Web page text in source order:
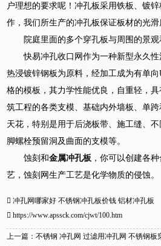
户理想的要求呢！冲孔板采用铁板、镀
作，我们所生产的冲孔板保证板材的光滑
院庭里面的多个穿孔板与周围的景观
快易冲孔收口网作为一种新型永久
热浸镀锌钢板为原料，经加工成为有单
格的模板，其力学性能优良，自重轻，
筑工程的各类支模、基础内外墙板、单
天花，特别是用于后浇板带、施工缝、
脚螺栓预留洞及曲面的支模等。
蚀刻和金属冲孔板 ，你可以创建各
艺，蚀刻网生产工艺是化学物质的侵蚀。
冲孔网哪家好 不锈钢冲孔板价钱 铝材冲孔板
https://www.apssck.com/cjwt/100.htm
上一篇：不锈钢 冲孔网 过滤用冲孔网 不锈钢板